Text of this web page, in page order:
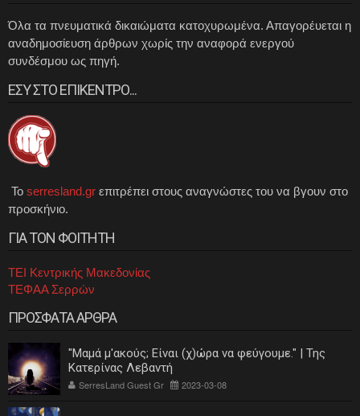
Όλα τα πνευματικά δικαιώματα κατοχυρωμένα. Απαγορέυεται η
αναδημοσίευση άρθρων χωρίς την αναφορά ενεργού
συνδέσμου ως πηγή.
ΕΣΥ ΣΤΟ ΕΠΙΚΕΝΤΡΟ...
Το serresland.gr επιτρέπει στους αναγνώστες του να βγουν στο
προσκήνιο.
ΓΙΑ ΤΟΝ ΦΟΙΤΗΤΗ
ΤΕΙ Κεντρικής Μακεδονίας
ΤΕΦΑΑ Σερρών
ΠΡΟΣΦΑΤΑ ΑΡΘΡΑ
"Μαμά μ'ακούς; Είναι (χ)ώρα να φεύγουμε." | Της
Κατερίνας Λεβαντή
SerresLand Guest Gr 2023-03-08